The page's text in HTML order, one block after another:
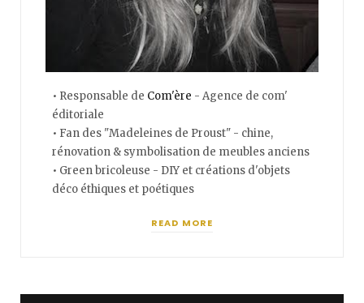
• Responsable de Com'ère - Agence de com'
éditoriale
• Fan des "Madeleines de Proust" - chine,
rénovation & symbolisation de meubles anciens
• Green bricoleuse - DIY et créations d'objets
déco éthiques et poétiques
READ MORE